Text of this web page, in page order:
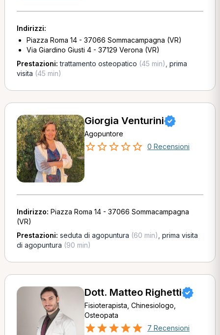
Indirizzi:
Piazza Roma 14 - 37066 Sommacampagna (VR)
Via Giardino Giusti 4 - 37129 Verona (VR)
Prestazioni:trattamento osteopatico (45 min) prima
visita (45 min)
Giorgia Venturini
Agopuntore
0 Recensioni
Indirizzo: Piazza Roma 14 - 37066 Sommacampagna
(VR)
Prestazioni: seduta di agopuntura (60 min) prima visita
di agopuntura (90 min)
Dott. Matteo Righetti
Fisioterapista, Chinesiologo,
Osteopata
7 Recensioni